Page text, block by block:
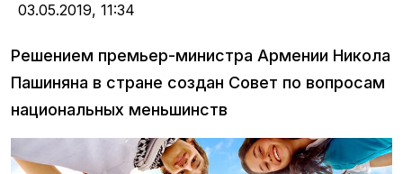
03.05.2019, 11:34
Решением премьер-министра Армении Никола
Пашиняна в стране создан Совет по вопросам
национальных меньшинств